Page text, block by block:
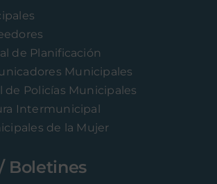
de Planificación
Municipales
de Policías Municipales
Intermunicipal
de la Mujer
Boletines